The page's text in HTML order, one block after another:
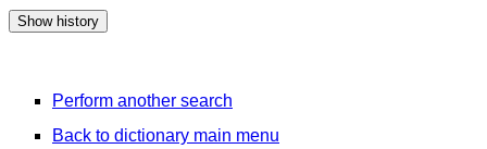
Perform another search
Back to dictionary main menu